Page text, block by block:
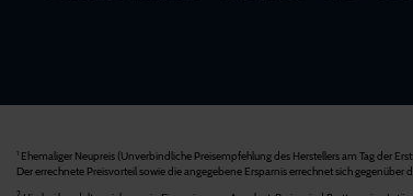
1 Ehemaliger Neupreis (Unverbindliche Preisempfehlung des Herstellers am Tag der
Der errechnete Preisvorteil sowie die angegebene Ersparnis errechnet sich